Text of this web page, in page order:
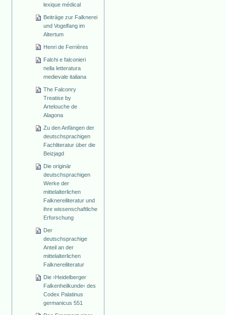
lexique médical
Beiträge zur Falknerei
und Vogelfang im
Altertum
Henri de Ferrières
Falchi e falconieri
nella letteratura
medievale italiana
The Falconry
Treatise by
Artelouche de
Alagona
Zu den Anfängen der
deutschsprachigen
Fachliteratur über die
Beizjagd
Die originär
deutschsprachigen
Werke der
mittelalterlichen
Falknereiliteratur und
ihre wissenschaftliche
Erforschung
Der
deutschsprachige
Anteil an der
mittelalterlichen
Falknereiliteratur
Die ›Heidelberger
Falkenheilkunde‹ des
Codex Palatinus
germanicus 551